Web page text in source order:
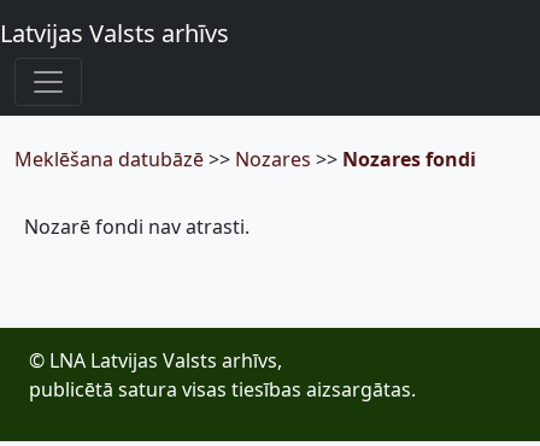
Latvijas Valsts arhīvs
Meklēšana datubāzē>> Nozares >> Nozares fondi
Nozarē fondi nav atrasti.
© LNA Latvijas Valsts arhīvs,
publicētā satura visas tiesības aizsargātas.